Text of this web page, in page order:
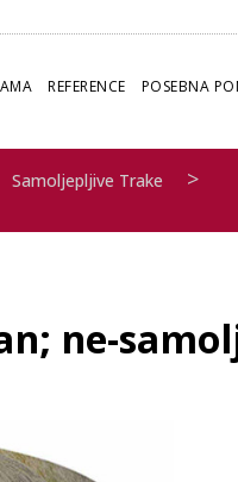
REFERENCE POSEBNA
Samoljepljive Trake >
ne-